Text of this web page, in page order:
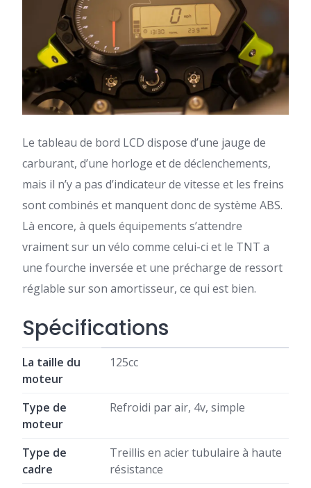
Le tableau de bord LCD dispose d’une jauge de
carburant, d’une horloge et de déclenchements,
mais il n’y a pas d’indicateur de vitesse et les freins
sont combinés et manquent donc de système ABS.
Là encore, à quels équipements s’attendre
vraiment sur un vélo comme celui-ci et le TNT a
une fourche inversée et une précharge de ressort
réglable sur son amortisseur, ce qui est bien.
Spécifications
La taille du
moteur
125cc
Type de
moteur
Refroidi par air, 4v, simple
Type de
cadre
Treillis en acier tubulaire à haute
résistance